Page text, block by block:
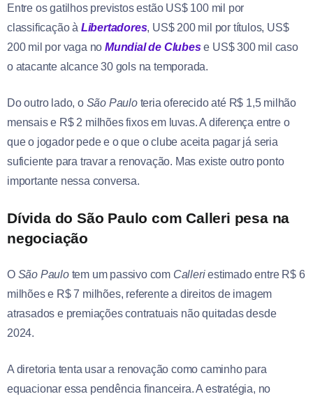
Entre os gatilhos previstos estão US$ 100 mil por
classificação à Libertadores, US$ 200 mil por títulos, US$
200 mil por vaga noMundial de Clubese US$ 300 mil caso
o atacante alcance 30 gols na temporada.
Do outro lado, o São Pauloteria oferecido até R$ 1,5 milhão
mensais e R$ 2 milhões fixos em luvas. A diferença entre o
que o jogador pede e o que o clube aceita pagar já seria
suficiente para travar a renovação. Mas existe outro ponto
importante nessa conversa.
Dívida do São Paulo com Calleri pesa na
negociação
O São Paulotem um passivo com Calleriestimado entre R$ 6
milhões e R$ 7 milhões, referente a direitos de imagem
atrasados e premiações contratuais não quitadas desde
2024.
A diretoria tenta usar a renovação como caminho para
equacionar essa pendência financeira. A estratégia, no